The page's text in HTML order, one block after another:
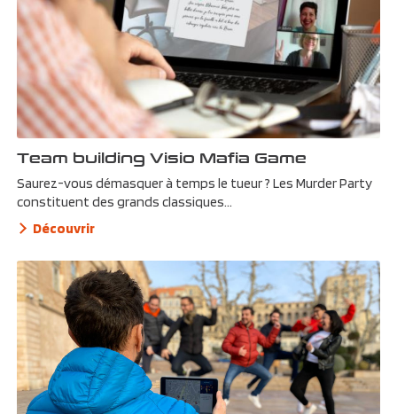
Team building Visio Mafia Game
Saurez-vous démasquer à temps le tueur ? Les Murder Party
constituent des grands classiques...
Découvrir